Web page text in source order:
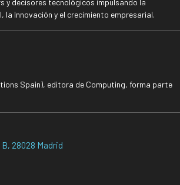
y decisores tecnológicos impulsando la
la Innovación y el crecimiento empresarial.
Spain), editora de Computing, forma parte
28028 Madrid